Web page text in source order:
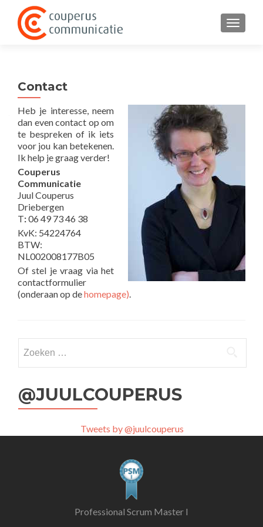
Contact
Heb je interesse, neem
dan even contact op om
te bespreken of ik iets
voor jou kan betekenen.
Ik help je graag verder!
Couperus
Communicatie
Juul Couperus
Driebergen
T:06 49 73 46 38
KvK: 54224764
BTW:
NL002008177B05
Of stel je vraag via het
contactformulier
(onderaan op dehomepage).
naar:
@JUULCOUPERUS
Tweets by @juulcouperus
Professional Scrum Master I